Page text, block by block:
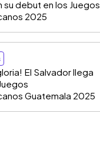
su debut en los Juegos
2025
El Salvador llega
Guatemala 2025